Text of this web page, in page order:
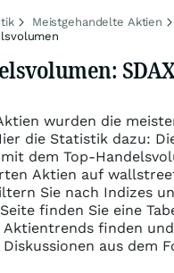
Meistgehandelte Aktien
wurden die
die Statistik dazu:
dem Top-
Aktien auf
Sie nach Indizes
finden Sie eine
finden
aus dem